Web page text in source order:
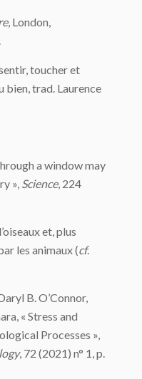
, London,
toucher et
bien, trad. Laurence
a window may
», Science, 224
et, plus
les animaux (cf.
B. O’Connor,
« Stress and
Processes »,
, 72 (2021) n° 1, p.